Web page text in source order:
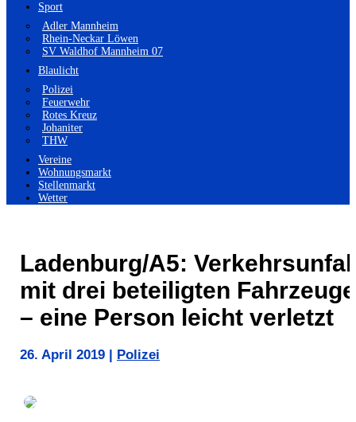
Sport
Adler Mannheim
Rhein-Neckar Löwen
SV Waldhof Mannheim 07
Blaulicht
Polizei
Feuerwehr
Rotes Kreuz
Johaniter
THW
Vereine
Wohnungsmarkt
Stellenmarkt
Wetter
Ladenburg/A5:
mit drei beteiligten
– eine Person leicht verletzt
26. April 2019 Polizei